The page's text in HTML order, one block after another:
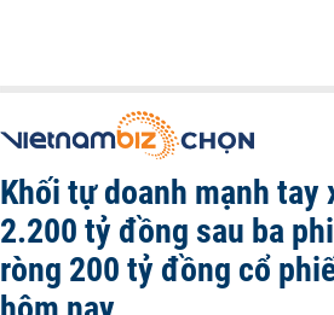
Khối tự doanh mạnh tay
2.200 tỷ đồng sau ba
ròng 200 tỷ đồng cổ